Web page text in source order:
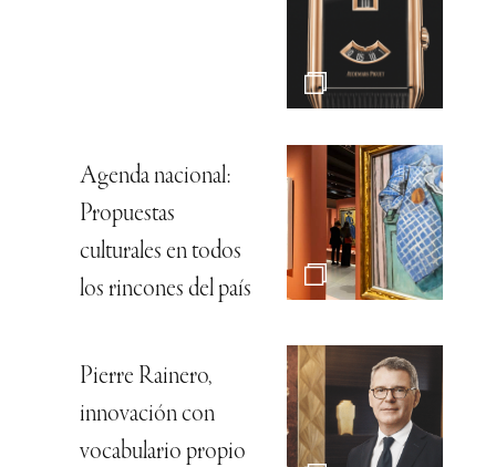
Agenda nacional:
Propuestas
culturales en todos
los rincones del país
Pierre Rainero,
innovación con
vocabulario propio